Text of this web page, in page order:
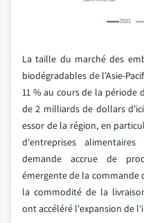
La taille du marché des
biodégradables de l'Asie-
11 % au cours de la période
de 2 milliards de dollars
essor de la région, en
d'entreprises
demande accrue de
émergente de la
la commodité de la
ont accéléré l'expansion de